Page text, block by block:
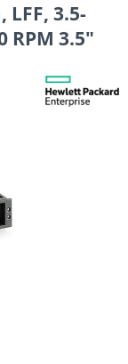
LFF, 3.5-
RPM 3.5"